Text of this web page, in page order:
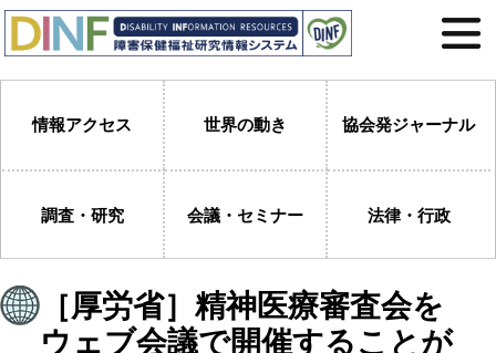
情報アクセス 世界の動き 協会発ジャーナル
調査・研究 会議・セミナー 法律・行政
［厚労省］精神医療審査会を
ウェブ会議で開催することが